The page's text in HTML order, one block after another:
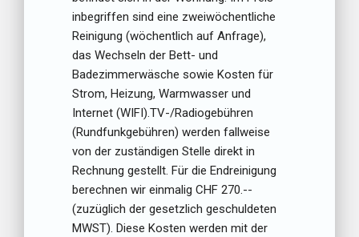
inbegriffen sind eine zweiwöchentliche
Reinigung (wöchentlich auf Anfrage),
das Wechseln der Bett- und
Badezimmerwäsche sowie Kosten für
Strom, Heizung, Warmwasser und
Internet (WIFI).TV-/Radiogebühren
(Rundfunkgebühren) werden fallweise
von der zuständigen Stelle direkt in
Rechnung gestellt. Für die Endreinigung
berechnen wir einmalig CHF 270.--
(zuzüglich der gesetzlich geschuldeten
MWST). Diese Kosten werden mit der